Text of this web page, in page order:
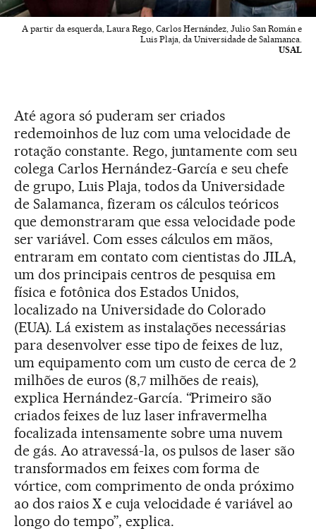
A partir da esquerda, Laura Rego, Carlos Hernández, Julio San Román e
Luis Plaja, da Universidade de Salamanca.
USAL
Até agora só puderam ser criados
redemoinhos de luz com uma velocidade de
rotação constante. Rego, juntamente com seu
colega Carlos Hernández-García e seu chefe
de grupo, Luis Plaja, todos da Universidade
de Salamanca, fizeram os cálculos teóricos
que demonstraram que essa velocidade pode
ser variável. Com esses cálculos em mãos,
entraram em contato com cientistas do JILA,
um dos principais centros de pesquisa em
física e fotônica dos Estados Unidos,
localizado na Universidade do Colorado
(EUA). Lá existem as instalações necessárias
para desenvolver esse tipo de feixes de luz,
um equipamento com um custo de cerca de 2
milhões de euros (8,7 milhões de reais),
explica Hernández-García. “Primeiro são
criados feixes de luz laser infravermelha
focalizada intensamente sobre uma nuvem
de gás. Ao atravessá-la, os pulsos de laser são
transformados em feixes com forma de
vórtice, com comprimento de onda próximo
ao dos raios X e cuja velocidade é variável ao
longo do tempo”, explica.